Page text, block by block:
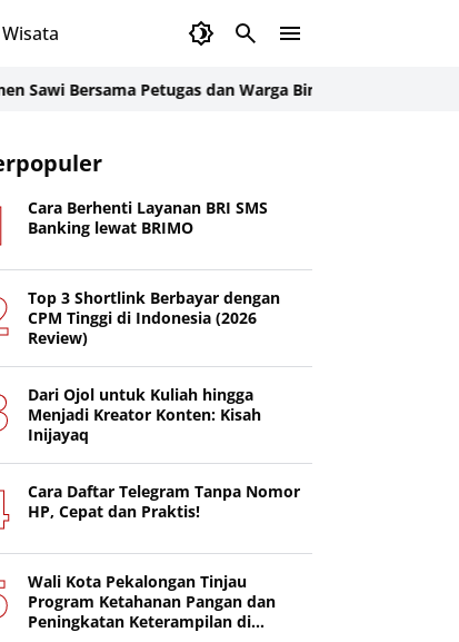
Wisata
Bersama Petugas dan Warga Binaan, Rutan Rantau
Cara Berhenti Layanan BRI SMS
Banking lewat BRIMO
Top 3 Shortlink Berbayar dengan
CPM Tinggi di Indonesia (2026
Review)
Dari Ojol untuk Kuliah hingga
Menjadi Kreator Konten: Kisah
Inijayaq
Cara Daftar Telegram Tanpa Nomor
HP, Cepat dan Praktis!
Wali Kota Pekalongan Tinjau
Program Ketahanan Pangan dan
Peningkatan Keterampilan di